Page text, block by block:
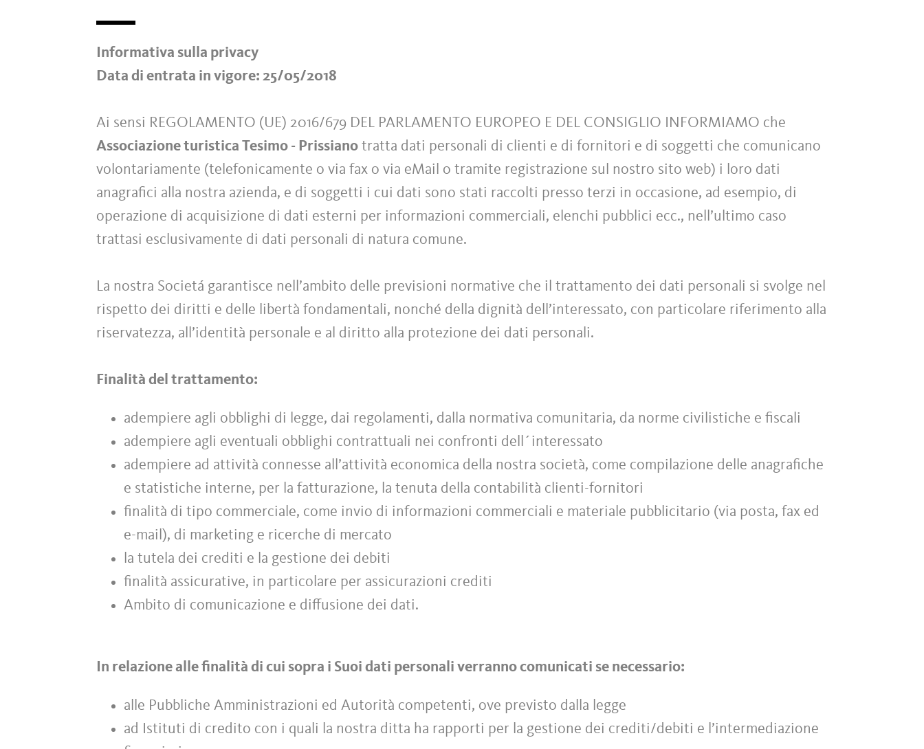
Informativa sulla privacy
Data di entrata in vigore: 25/05/2018
Ai sensi REGOLAMENTO (UE) 2016/679 DEL PARLAMENTO EUROPEO E DEL CONSIGLIO INFORMIAMO che
Associazione turistica Tesimo - Prissiano tratta dati personali di clienti e di fornitori e di soggetti che comunicano
volontariamente (telefonicamente o via fax o via eMail o tramite registrazione sul nostro sito web) i loro dati
anagrafici alla nostra azienda, e di soggetti i cui dati sono stati raccolti presso terzi in occasione, ad esempio, di
operazione di acquisizione di dati esterni per informazioni commerciali, elenchi pubblici ecc., nell’ultimo caso
trattasi esclusivamente di dati personali di natura comune.
La nostra Societá garantisce nell’ambito delle previsioni normative che il trattamento dei dati personali si svolge nel
rispetto dei diritti e delle libertà fondamentali, nonché della dignità dell’interessato, con particolare riferimento alla
riservatezza, all’identità personale e al diritto alla protezione dei dati personali.
Finalità del trattamento:
adempiere agli obblighi di legge, dai regolamenti, dalla normativa comunitaria, da norme civilistiche e fiscali
adempiere agli eventuali obblighi contrattuali nei confronti dell´interessato
adempiere ad attività connesse all’attività economica della nostra società, come compilazione delle anagrafiche
e statistiche interne, per la fatturazione, la tenuta della contabilità clienti-fornitori
finalità di tipo commerciale, come invio di informazioni commerciali e materiale pubblicitario (via posta, fax ed
e-mail), di marketing e ricerche di mercato
la tutela dei crediti e la gestione dei debiti
finalità assicurative, in particolare per assicurazioni crediti
Ambito di comunicazione e diffusione dei dati.
In relazione alle finalità di cui sopra i Suoi dati personali verranno comunicati se necessario:
alle Pubbliche Amministrazioni ed Autorità competenti, ove previsto dalla legge
ad Istituti di credito con i quali la nostra ditta ha rapporti per la gestione dei crediti/debiti e l’intermediazione